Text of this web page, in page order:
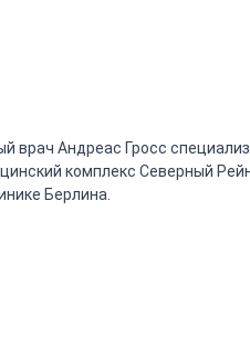
врач Андреас Гросс
комплекс Северный
Берлина.